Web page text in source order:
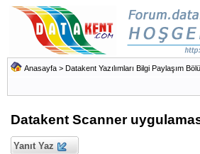
Anasayfa > Datakent Yazılımları Bilgi Paylaşım
Datakent Scanner
Yanıt Yaz